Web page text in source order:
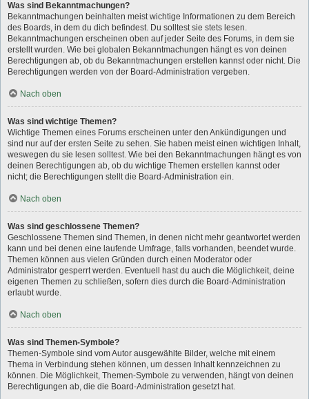
Was sind Bekanntmachungen?
Bekanntmachungen beinhalten meist wichtige Informationen zu dem Bereich
des Boards, in dem du dich befindest. Du solltest sie stets lesen.
Bekanntmachungen erscheinen oben auf jeder Seite des Forums, in dem sie
erstellt wurden. Wie bei globalen Bekanntmachungen hängt es von deinen
Berechtigungen ab, ob du Bekanntmachungen erstellen kannst oder nicht. Die
Berechtigungen werden von der Board-Administration vergeben.
Nach oben
Was sind wichtige Themen?
Wichtige Themen eines Forums erscheinen unter den Ankündigungen und
sind nur auf der ersten Seite zu sehen. Sie haben meist einen wichtigen Inhalt,
weswegen du sie lesen solltest. Wie bei den Bekanntmachungen hängt es von
deinen Berechtigungen ab, ob du wichtige Themen erstellen kannst oder
nicht; die Berechtigungen stellt die Board-Administration ein.
Nach oben
Was sind geschlossene Themen?
Geschlossene Themen sind Themen, in denen nicht mehr geantwortet werden
kann und bei denen eine laufende Umfrage, falls vorhanden, beendet wurde.
Themen können aus vielen Gründen durch einen Moderator oder
Administrator gesperrt werden. Eventuell hast du auch die Möglichkeit, deine
eigenen Themen zu schließen, sofern dies durch die Board-Administration
erlaubt wurde.
Nach oben
Was sind Themen-Symbole?
Themen-Symbole sind vom Autor ausgewählte Bilder, welche mit einem
Thema in Verbindung stehen können, um dessen Inhalt kennzeichnen zu
können. Die Möglichkeit, Themen-Symbole zu verwenden, hängt von deinen
Berechtigungen ab, die die Board-Administration gesetzt hat.